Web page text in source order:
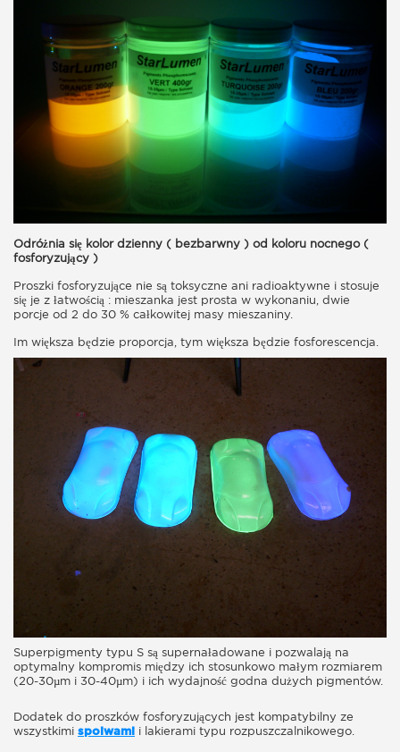
Odróżnia się kolor dzienny ( bezbarwny ) od koloru nocnego (
fosforyzujący )
Proszki fosforyzujące nie są toksyczne ani radioaktywne i stosuje
się je z łatwością : mieszanka jest prosta w wykonaniu, dwie
porcje od 2 do 30 % całkowitej masy mieszaniny.
Im większa będzie proporcja, tym większa będzie fosforescencja.
Superpigmenty typu S są supernaładowane i pozwalają na
optymalny kompromis między ich stosunkowo małym rozmiarem
(20-30µm i 30-40µm) i ich wydajność godna dużych pigmentów.
Dodatek do proszków fosforyzujących jest kompatybilny ze
wszystkimi spoiwami i lakierami typu rozpuszczalnikowego.